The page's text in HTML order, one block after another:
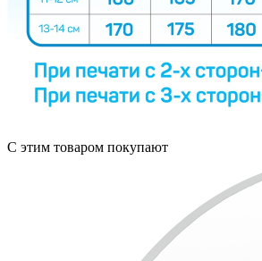
С этим товаром покупают